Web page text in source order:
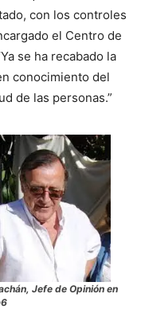
con los controles
el Centro de
se ha recabado la
conocimiento del
de las personas.”
Jefe de Opinión en